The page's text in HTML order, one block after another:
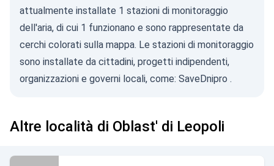
attualmente installate 1 stazioni di monitoraggio
dell'aria, di cui 1 funzionano e sono rappresentate da
cerchi colorati sulla mappa. Le stazioni di monitoraggio
sono installate da cittadini, progetti indipendenti,
organizzazioni e governi locali, come: SaveDnipro .
Altre località di Oblast' di Leopoli